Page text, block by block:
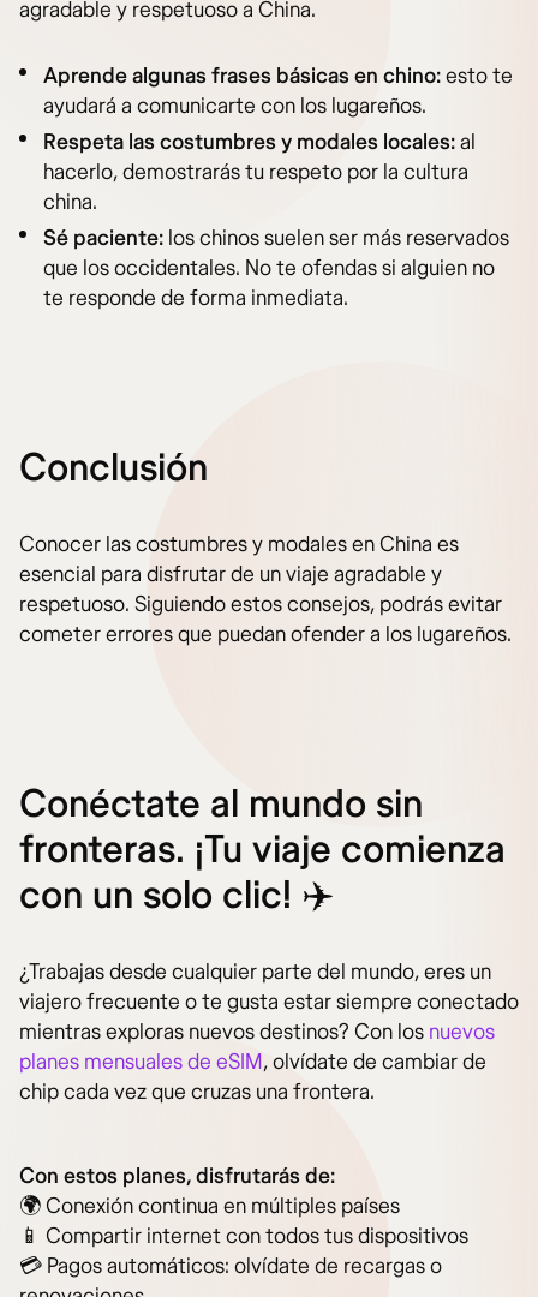
agradable y respetuoso a China.
Aprende algunas frases básicas en chino:esto te
ayudará a comunicarte con los lugareños.
Respeta las costumbres y modales locales:al
hacerlo, demostrarás tu respeto por la cultura
china.
Sé paciente: los chinos suelen ser más reservados
que los occidentales. No te ofendas si alguien no
te responde de forma inmediata.
Conclusión
Conocer las costumbres y modales en China es
esencial para disfrutar de un viaje agradable y
respetuoso. Siguiendo estos consejos, podrás evitar
cometer errores que puedan ofender a los lugareños.
Conéctate al mundo sin
fronteras. ¡Tu viaje comienza
con un solo clic! ✈️
¿Trabajas desde cualquier parte del mundo, eres un
viajero frecuente o te gusta estar siempre conectado
mientras exploras nuevos destinos? Con los nuevos
planes mensuales de eSIM, olvídate de cambiar de
chip cada vez que cruzas una frontera.
Con estos planes, disfrutarás de:
🌍 Conexión continua en múltiples países
📱 Compartir internet con todos tus dispositivos
💳 Pagos automáticos: olvídate de recargas o